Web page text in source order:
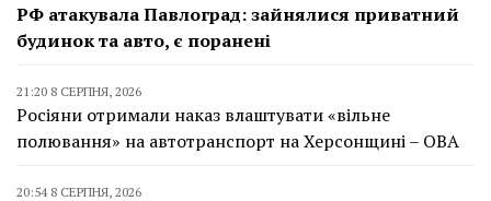
РФ атакувала Павлоград: зайнялися приватний
будинок та авто, є поранені
21:20 8 СЕРПНЯ, 2026
Росіяни отримали наказ влаштувати «вільне
полювання» на автотранспорт на Херсонщині – ОВА
20:54 8 СЕРПНЯ, 2026